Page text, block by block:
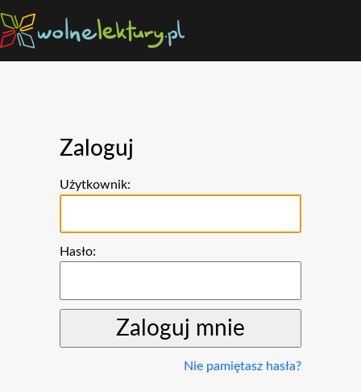
Zaloguj
Użytkownik:
Hasło:
Nie pamiętasz hasła?